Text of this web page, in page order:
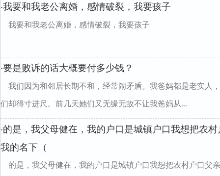
·我要和我老公离婚，感情破裂，我要孩子
我要和我老公离婚，感情破裂，我要孩子
·要是败诉的话大概要付多少钱？
我们因为和邻居长期不和，经常闹矛盾。我爸妈都是老实人
们却得寸进尺。前几天她们又无缘无故不让我爸妈从...
·的是，我父母健在，我的户口是城镇户口我想把农
我的名下（
的是，我父母健在，我的户口是城镇户口我想把农村户口父